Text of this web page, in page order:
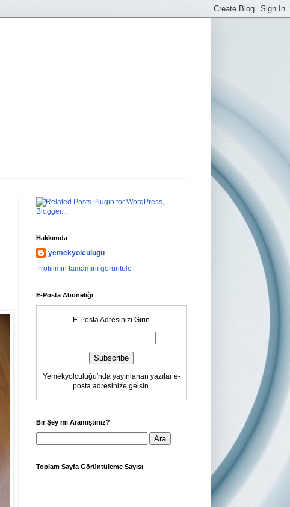
Hakkımda
yemekyolculugu
Profilimin tamamını görüntüle
E-Posta Aboneliği
E-Posta Adresinizi Girin
Yemekyolculuğu'nda yayınlanan yazılar e-
posta adresinize gelsin.
Bir Şey mi Aramıştınız?
Toplam Sayfa Görüntüleme Sayısı